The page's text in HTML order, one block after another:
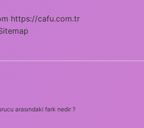
https://cafu.com.tr
arasındaki fark nedir ?